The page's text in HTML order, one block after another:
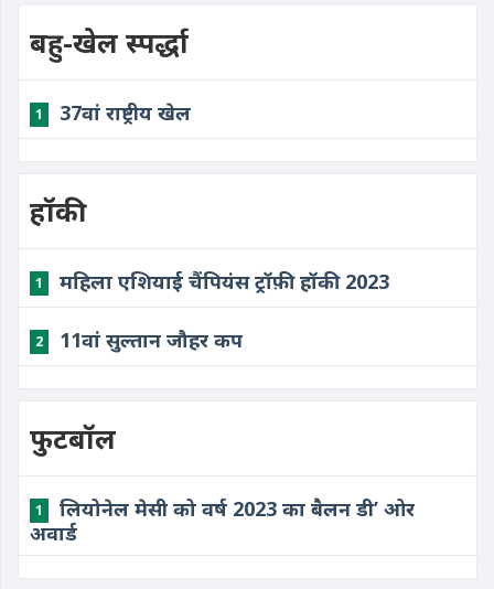
बहु-खेल स्पर्द्धा
1 37वां राष्ट्रीय खेल
हॉकी
1 महिला एशियाई चैंपियंस ट्रॉफ़ी हॉकी 2023
2 11वां सुल्तान जौहर कप
फुटबॉल
1
लियोनेल मेसी को वर्ष 2023 का बैलन डी’ ओर
अवार्ड